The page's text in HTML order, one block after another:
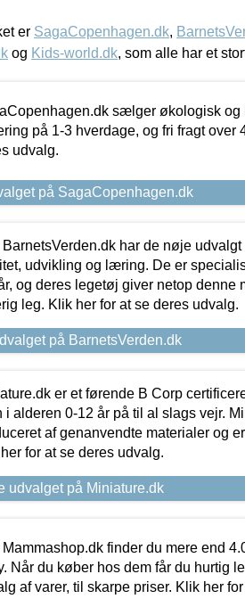
er SagaCopenhagen.dk,
og Kids-world.dk, som alle har et
sælger økologisk
på 1-3 hverdage, og fri fragt over
udvalg.
på SagaCopenhagen.dk
BarnetsVerden.dk har de nøje
udvikling og læring. De er
og deres legetøj giver netop denne
leg. Klik her for at se deres udvalg.
på BarnetsVerden.dk
er et førende B Corp
i alderen 0-12 år på til al slags vejr.
af genanvendte materialer og
for at se deres udvalg.
udvalget på Miniature.dk
Mammashop.dk finder du mere end
Når du køber hos dem får du hurtig
af varer, til skarpe priser. Klik her